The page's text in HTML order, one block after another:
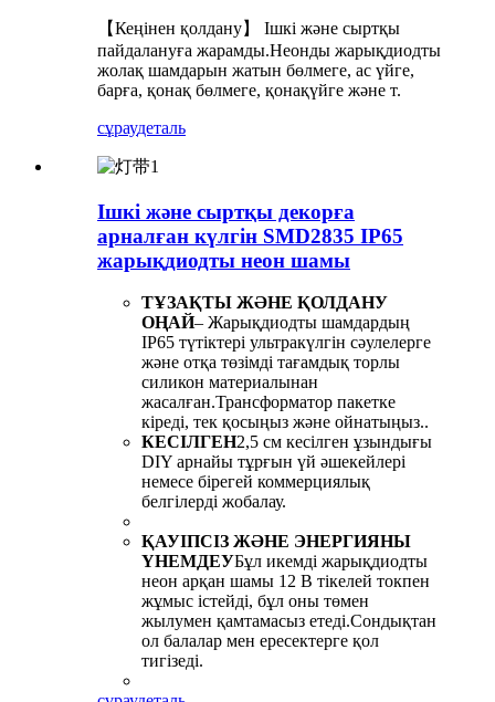
【Кеңінен қолдану】 Ішкі және сыртқы
пайдалануға жарамды.Неонды жарықдиодты
жолақ шамдарын жатын бөлмеге, ас үйге,
барға, қонақ бөлмеге, қонақүйге және т.
сұраудеталь
Ішкі және сыртқы декорға
арналған күлгін SMD2835 IP65
жарықдиодты неон шамы
ТҰЗАҚТЫ ЖӘНЕ ҚОЛДАНУ
ОҢАЙ– Жарықдиодты шамдардың
IP65 түтіктері ультракүлгін сәулелерге
және отқа төзімді тағамдық торлы
силикон материалынан
жасалған.Трансформатор пакетке
кіреді, тек қосыңыз және ойнатыңыз..
КЕСІЛГЕН2,5 см кесілген ұзындығы
DIY арнайы тұрғын үй әшекейлері
немесе бірегей коммерциялық
белгілерді жобалау.
ҚАУІПСІЗ ЖӘНЕ ЭНЕРГИЯНЫ
ҮНЕМДЕУБұл икемді жарықдиодты
неон арқан шамы 12 В тікелей токпен
жұмыс істейді, бұл оны төмен
жылумен қамтамасыз етеді.Сондықтан
ол балалар мен ересектерге қол
тигізеді.